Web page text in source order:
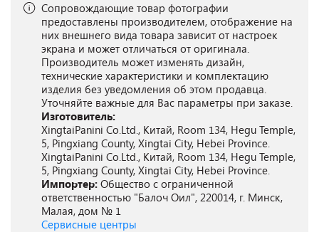
Сопровождающие товар фотографии
предоставлены производителем, отображение на
них внешнего вида товара зависит от настроек
экрана и может отличаться от оригинала.
Производитель может изменять дизайн,
технические характеристики и комплектацию
изделия без уведомления об этом продавца.
Уточняйте важные для Вас параметры при заказе.
Изготовитель:
XingtaiPanini Co.Ltd., Китай, Room 134, Hegu Temple,
5, Pingxiang County, Xingtai City, Hebei Province.
XingtaiPanini Co.Ltd., Китай, Room 134, Hegu Temple,
5, Pingxiang County, Xingtai City, Hebei Province.
Импортер: Общество с ограниченной
ответственностью "Балоч Оил", 220014, г. Минск,
Малая, дом № 1
Сервисные центры